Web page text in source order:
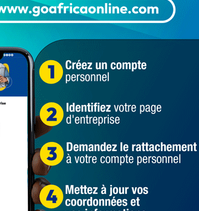
Général de la SBEE Gabriel
Hydro International (MHI).
cliquant ici
Gérard Zagrodnik MCA SBEE